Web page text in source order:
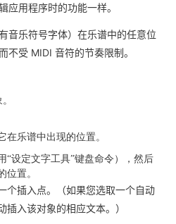
应用程序时的功能一样。
音乐符号字体）在乐谱中的任意位
不受 MIDI 音符的节奏限制。
在乐谱中出现的位置。
“设定文字工具”键盘命令），然后
位置。
个插入点。（如果您选取一个自动
插入该对象的相应文本。）